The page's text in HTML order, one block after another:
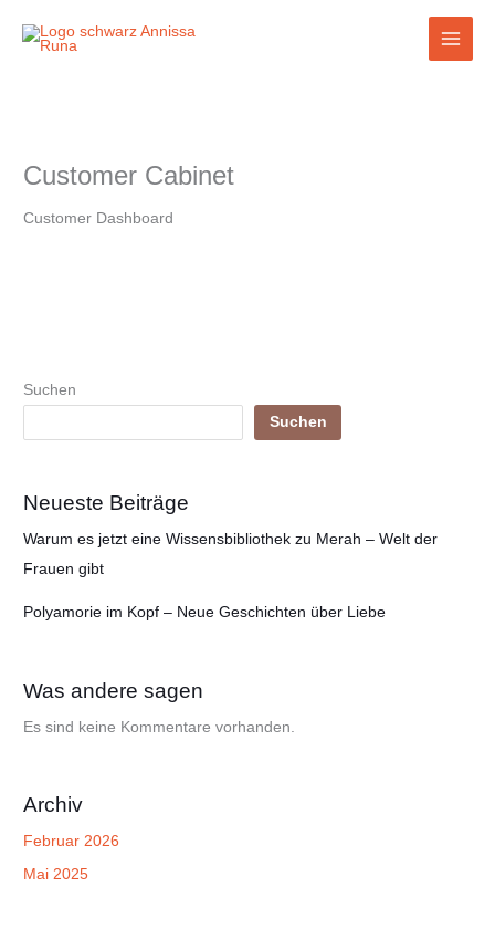
Inhalt
Customer Cabinet
Customer Dashboard
Suchen
Suchen
Neueste Beiträge
Warum es jetzt eine Wissensbibliothek zu Merah – Welt der
Frauen gibt
Polyamorie im Kopf – Neue Geschichten über Liebe
Was andere sagen
Es sind keine Kommentare vorhanden.
Archiv
Februar 2026
Mai 2025